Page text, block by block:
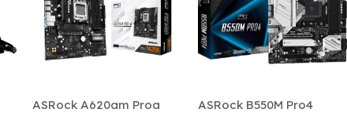
ASRock A620am Proa
ASRock B550M Pro4